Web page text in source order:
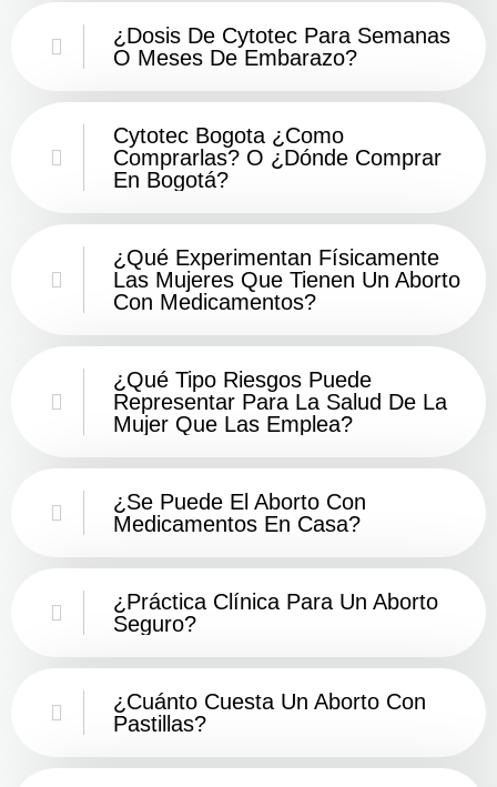
¿Dosis De Cytotec Para Semanas
O Meses De Embarazo?
Cytotec Bogota ¿Como
Comprarlas? O ¿Dónde Comprar
En Bogotá?
¿Qué Experimentan Físicamente
Las Mujeres Que Tienen Un Aborto
Con Medicamentos?
¿Qué Tipo Riesgos Puede
Representar Para La Salud De La
Mujer Que Las Emplea?
¿Se Puede El Aborto Con
Medicamentos En Casa?
¿Práctica Clínica Para Un Aborto
Seguro?
¿Cuánto Cuesta Un Aborto Con
Pastillas?